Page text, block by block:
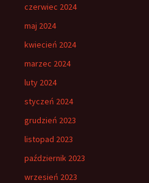
czerwiec 2024
maj 2024
kwiecień 2024
marzec 2024
luty 2024
styczeń 2024
grudzień 2023
listopad 2023
październik 2023
wrzesień 2023